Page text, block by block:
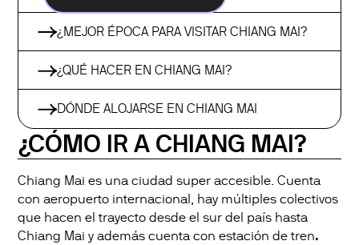
¿MEJOR ÉPOCA PARA VISITAR CHIANG MAI?
¿QUÉ HACER EN CHIANG MAI?
DÓNDE ALOJARSE EN CHIANG MAI
¿CÓMO IR A CHIANG MAI?
Chiang Mai es una ciudad super accesible. Cuenta
con aeropuerto internacional, hay múltiples colectivos
que hacen el trayecto desde el sur del país hasta
Chiang Mai y además cuenta con estación de tren.